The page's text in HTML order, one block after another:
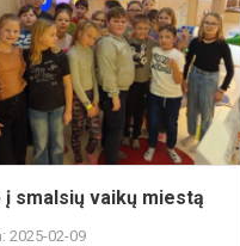
į smalsių vaikų miestą
2025-02-09